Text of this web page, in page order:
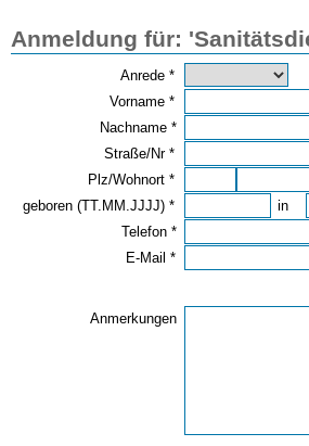
Anmeldung für:
Anrede *
Vorname *
Nachname *
Straße/Nr *
Plz/Wohnort *
E-Mail *
geboren (TT.MM.JJJJ) *
Telefon *
Anmerkungen
in